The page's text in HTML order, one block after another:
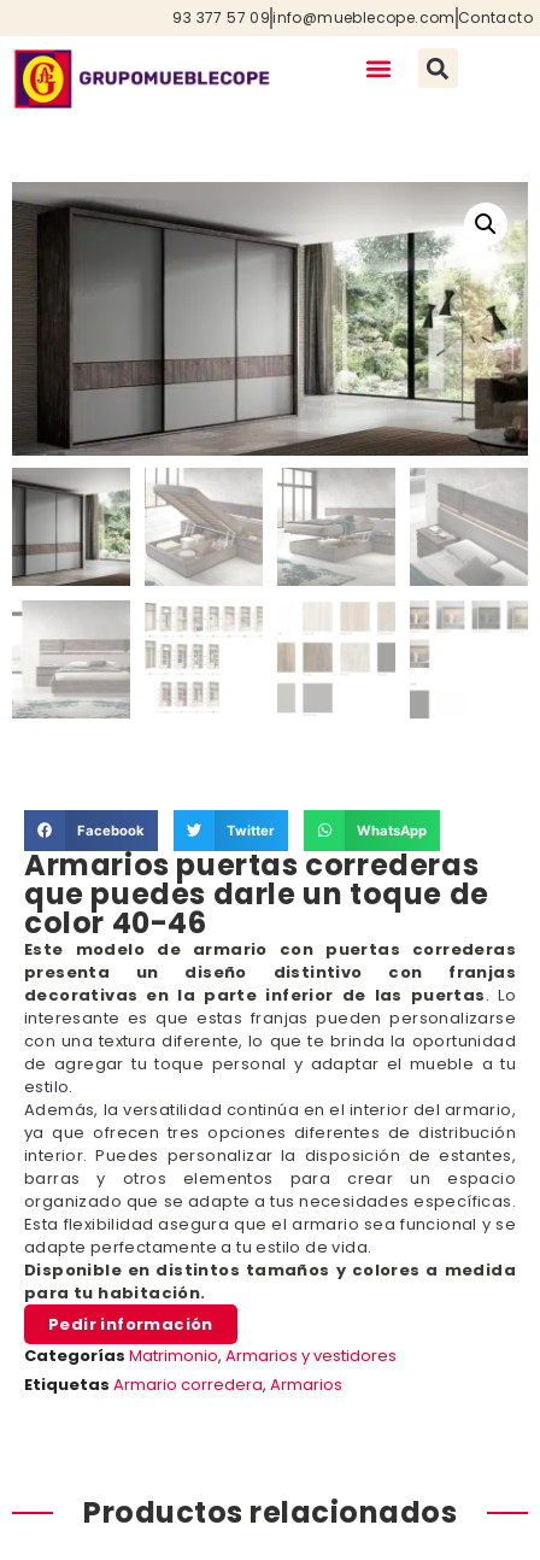
93 377 57 09info@mueblecope.com Contacto
Facebook Twitter WhatsApp
Armarios puertas correderas
que puedes darle un toque de
color 40-46
Este modelo de armario con puertas correderas
presenta un diseño distintivo con franjas
decorativas en la parte inferior de las puertas. Lo
interesante es que estas franjas pueden personalizarse
con una textura diferente, lo que te brinda la oportunidad
de agregar tu toque personal y adaptar el mueble a tu
estilo.
Además, la versatilidad continúa en el interior del armario,
ya que ofrecen tres opciones diferentes de distribución
interior. Puedes personalizar la disposición de estantes,
barras y otros elementos para crear un espacio
organizado que se adapte a tus necesidades específicas.
Esta flexibilidad asegura que el armario sea funcional y se
adapte perfectamente a tu estilo de vida.
Disponible en distintos tamaños y colores a medida
para tu habitación.
Pedir información
Categorías Matrimonio, Armarios y vestidores
Etiquetas Armario corredera, Armarios
Productos relacionados